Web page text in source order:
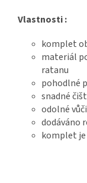
Vlastnosti :
komplet
materiál
ratanu
pohodlné
snadné
odolné
dodáváno
komplet